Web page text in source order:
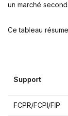
un marché
Ce tableau
Support
FCPR/FCPI/FIP